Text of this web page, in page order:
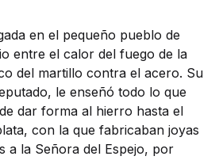
en el pequeño pueblo de
entre el calor del fuego de la
del martillo contra el acero. Su
le enseñó todo lo que
dar forma al hierro hasta el
con la que fabricaban joyas
a la Señora del Espejo, por